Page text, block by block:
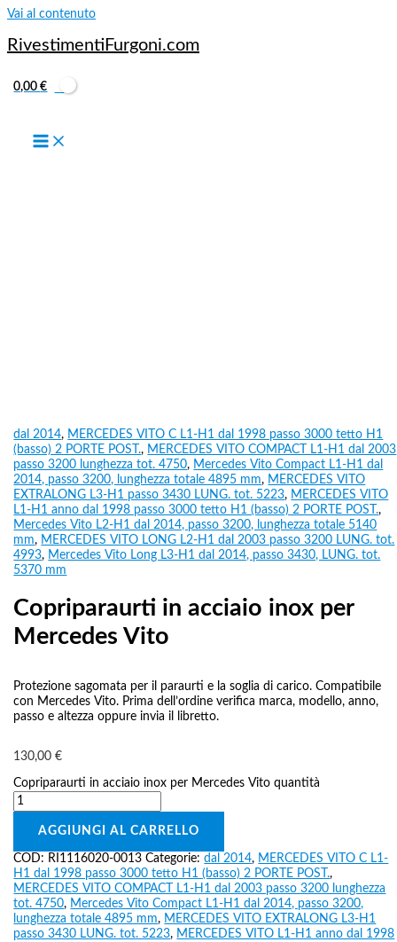
Vai al contenuto
RivestimentiFurgoni.com
0,00€
dal 2014, MERCEDES VITO C L1-H1 dal 1998 passo 3000 tetto H1
(basso) 2 PORTE POST., MERCEDES VITO COMPACT L1-H1 dal 2003
passo 3200 lunghezza tot. 4750, Mercedes Vito Compact L1-H1 dal
2014, passo 3200, lunghezza totale 4895 mm, MERCEDES VITO
EXTRALONG L3-H1 passo 3430 LUNG. tot. 5223, MERCEDES VITO
L1-H1 anno dal 1998 passo 3000 tetto H1 (basso) 2 PORTE POST.,
Mercedes Vito L2-H1 dal 2014, passo 3200, lunghezza totale 5140
mm, MERCEDES VITO LONG L2-H1 dal 2003 passo 3200 LUNG. tot.
4993, Mercedes Vito Long L3-H1 dal 2014, passo 3430, LUNG. tot.
5370 mm
Copriparaurti in acciaio inox per
Mercedes Vito
130,00€
Protezione sagomata per il paraurti e la soglia di carico. Compatibile
con Mercedes Vito. Prima dell’ordine verifica marca, modello, anno,
passo e altezza oppure invia il libretto.
Copriparaurti in acciaio inox per Mercedes Vito quantità
AGGIUNGI AL CARRELLO
COD: RI1116020-0013 Categorie:dal 2014, MERCEDES VITO C L1-
H1 dal 1998 passo 3000 tetto H1 (basso) 2 PORTE POST.,
MERCEDES VITO COMPACT L1-H1 dal 2003 passo 3200 lunghezza
tot. 4750, Mercedes Vito Compact L1-H1 dal 2014, passo 3200,
lunghezza totale 4895 mm, MERCEDES VITO EXTRALONG L3-H1
passo 3430 LUNG. tot. 5223, MERCEDES VITO L1-H1 anno dal 1998